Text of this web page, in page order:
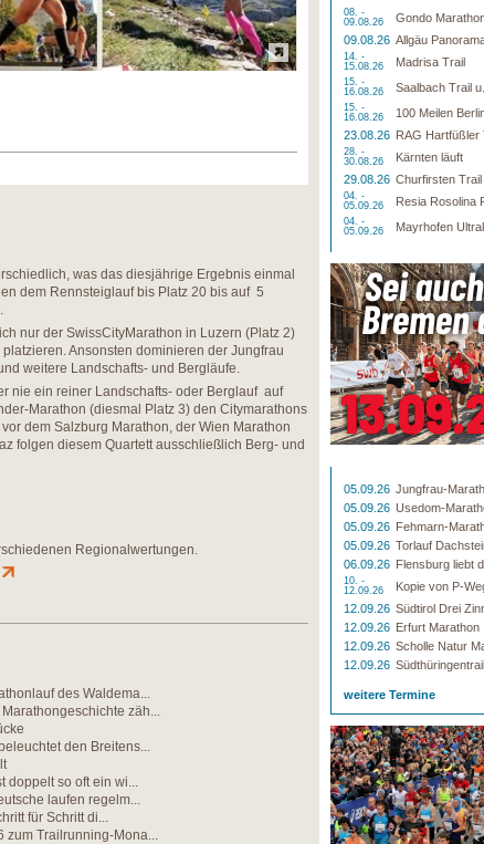
was das diesjährige Ergebnis einmal
dem Rennsteiglauf bis Platz 20 bis auf 5
nur der SwissCityMarathon in Luzern (Platz 2)
Ansonsten dominieren der Jungfrau
weitere Landschafts- und Bergläufe.
nie ein reiner Landschafts- oder Berglauf auf
Marathon (diesmal Platz 3) den Citymarathons
dem Salzburg Marathon, der Wien Marathon
folgen diesem Quartett ausschließlich Berg- und
Regionalwertungen.
des Waldema...
zäh...
den Breitens...
doppelt so oft ein wi...
laufen regelm...
für Schritt di...
zum Trailrunning-Mona...
08. -
09.08.26
Gondo
09.08.26 Allgäu
14. -
15.08.26
Madrisa Trail
15. -
16.08.26
Saalbach Trail
15. -
16.08.26
100 Meilen
23.08.26 RAG Hartfüßler
28. -
30.08.26
Kärnten läuft
29.08.26 Churfirsten Trail
04. -
05.09.26
Resia Rosolina
04. -
05.09.26
Mayrhofen
05.09.26 Jungfrau-
05.09.26 Usedom-
05.09.26 Fehmarn-
05.09.26 Torlauf
06.09.26 Flensburg liebt
10. -
12.09.26
Kopie von P-
12.09.26 Südtirol Drei
12.09.26 Erfurt Marathon
12.09.26 Scholle Natur
12.09.26 Südthüringentrail
weitere Termine